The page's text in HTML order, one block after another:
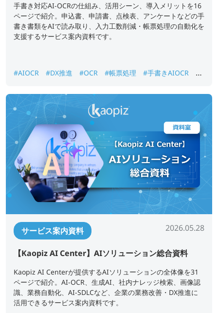
手書き対応AI-OCRの仕組み、活用シーン、導入メリットを16
ページで紹介。申込書、申請書、点検表、アンケートなどの手
書き書類をAIで読み取り、入力工数削減・帳票処理の自動化を
支援するサービス案内資料です。
#AIOCR #DX推進 #OCR #帳票処理 #手書きAIOCR
#
サービス案内資料 2026.05.28
【Kaopiz AI Center】AIソリューション総合資料
Kaopiz AI Centerが提供するAIソリューションの全体像を31
ページで紹介。AI-OCR、生成AI、社内ナレッジ検索、画像認
識、業務自動化、AI-SDLCなど、企業の業務改善・DX推進に
活用できるサービス案内資料です。